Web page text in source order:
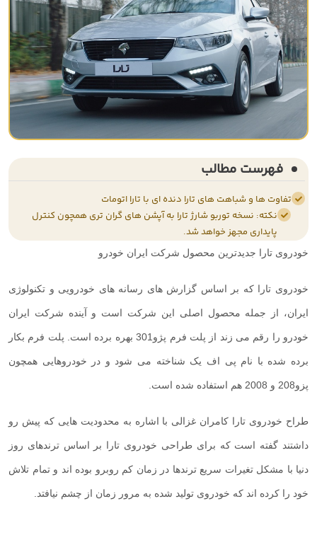
فهرست مطالب
تفاوت ها و شباهت های تارا دنده ای با تارا اتومات
نکته: نسخه توربو شارژ تارا به آپشن های گران تری همچون کنترل
پایداری مجهز خواهد شد.
خودروی تارا جدیدترین محصول شرکت ایران خودرو
خودروی تارا که بر اساس گزارش های رسانه های خودرویی و تکنولوژی
ایران، از جمله محصول اصلی این شرکت است و آینده شرکت ایران
خودرو را رقم می زند از پلت فرم پژو301 بهره برده است. پلت فرم بکار
برده شده با نام پی اف یک شناخته می شود و در خودروهایی همچون
پزو208 و 2008 هم استفاده شده است.
طراح خودروی تارا کامران غزالی با اشاره به محدودیت هایی که پیش رو
داشتند گفته است که برای طراحی خودروی تارا بر اساس ترندهای روز
دنیا با مشکل تغیرات سریع ترندها در زمان کم روبرو بوده اند و تمام تلاش
خود را کرده اند که خودروی تولید شده به مرور زمان از چشم نیافتد.